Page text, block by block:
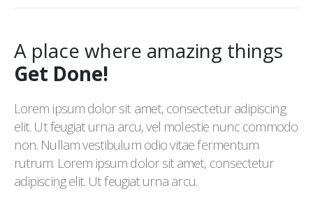
A place where amazing things
Get Done!
Lorem ipsum dolor sit amet, consectetur adipiscing
elit. Ut feugiat urna arcu, vel molestie nunc commodo
non. Nullam vestibulum odio vitae fermentum
rutrum. Lorem ipsum dolor sit amet, consectetur
adipiscing elit. Ut feugiat urna arcu.